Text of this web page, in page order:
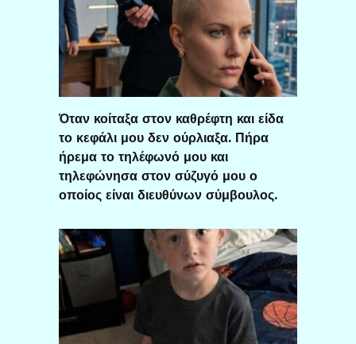
Όταν κοίταξα στον καθρέφτη και είδα
το κεφάλι μου δεν ούρλιαξα. Πήρα
ήρεμα το τηλέφωνό μου και
τηλεφώνησα στον σύζυγό μου ο
οποίος είναι διευθύνων σύμβουλος.